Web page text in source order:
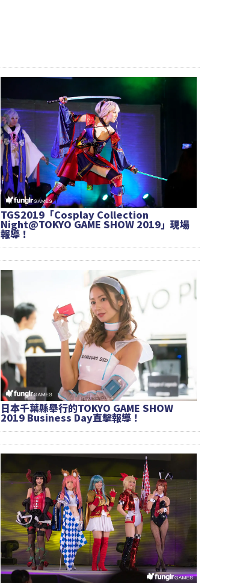
TGS2019「Cosplay Collection
Night@TOKYO GAME SHOW 2019」現場
報導！
日本千葉縣舉行的TOKYO GAME SHOW
2019 Business Day直擊報導！